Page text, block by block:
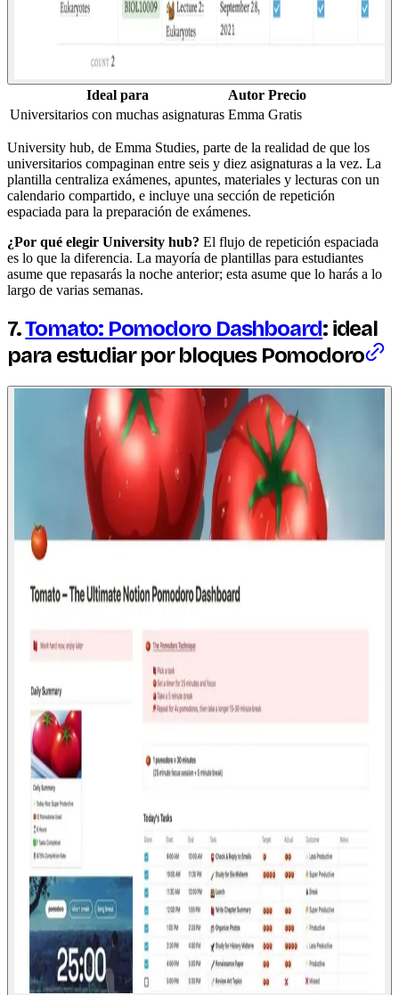
Ideal para Autor Precio
Universitarios con muchas asignaturas Emma Gratis
University hub, de Emma Studies, parte de la realidad de que los
universitarios compaginan entre seis y diez asignaturas a la vez. La
plantilla centraliza exámenes, apuntes, materiales y lecturas con un
calendario compartido, e incluye una sección de repetición
espaciada para la preparación de exámenes.
¿Por qué elegir University hub? El flujo de repetición espaciada
es lo que la diferencia. La mayoría de plantillas para estudiantes
asume que repasarás la noche anterior; esta asume que lo harás a lo
largo de varias semanas.
7.Tomato: Pomodoro Dashboard: ideal
para estudiar por bloques Pomodoro